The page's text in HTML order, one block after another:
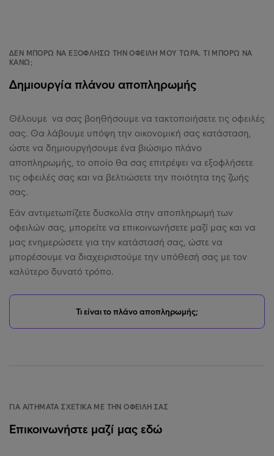
ΔΕΝ ΜΠΟΡΏ ΝΑ ΕΞΟΦΛΉΣΩ ΤΗΝ ΟΦΕΙΛΉ ΜΟΥ ΤΏΡΑ. ΤΙ ΜΠΟΡΏ ΝΑ
ΚΆΝΩ;
Δημιουργία πλάνου αποπληρωμής
Θέλουμε να σας βοηθήσουμε να τακτοποιήσετε τις οφειλές
σας. Θα λάβουμε υπόψη την οικονομική σας κατάσταση,
ώστε να δημιουργήσουμε ένα βιώσιμο πλάνο
αποπληρωμής, το οποίο θα σας επιτρέψει να εξοφλήσετε
τις οφειλές σας και να βελτιώσετε την ποιότητα της ζωής
σας.
Εάν αντιμετωπίζετε δυσκολία στην αποπληρωμή των
οφειλών σας, μπορείτε να επικοινωνήσετε μαζί μας και να
μας ενημερώσετε για την κατάστασή σας, ώστε να
μπορέσουμε να διαχειριστούμε την υπόθεσή σας με τον
καλύτερο δυνατό τρόπο.
Τι είναι το πλάνο αποπληρωμής;
ΓΙΑ ΑΙΤΉΜΑΤΑ ΣΧΕΤΙΚΆ ΜΕ ΤΗΝ ΟΦΕΙΛΉ ΣΑΣ
Επικοινωνήστε μαζί μας εδώ